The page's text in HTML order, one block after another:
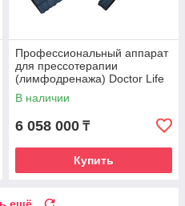
Профессиональный аппарат
для прессотерапии
(лимфодренажа) Doctor Life
Lympha-Tron (DL 1200 L,
раздельная комп)
В наличии
6 058 000 ₸
Купить